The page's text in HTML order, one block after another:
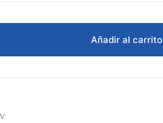
Añadir al carrito